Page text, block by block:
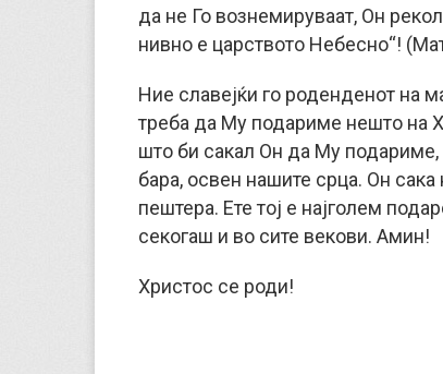
да не Го вознемируваат, Он
нивно е царството Небесно“!
Ние славејќи го роденденот на
треба да Му подариме нешто на
што би сакал Он да Му
бара, освен нашите срца. Он
пештера. Ете тој е најголем
секогаш и во сите векови. Амин!
Христос се роди!